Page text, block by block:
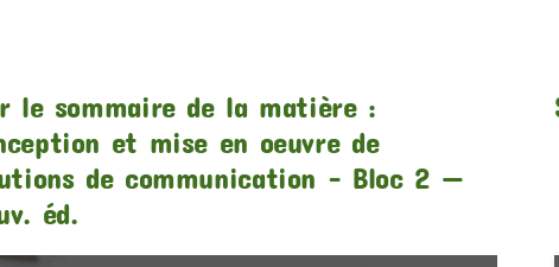
le sommaire de la matière :
et mise en oeuvre de
de communication – Bloc 2 —
éd.